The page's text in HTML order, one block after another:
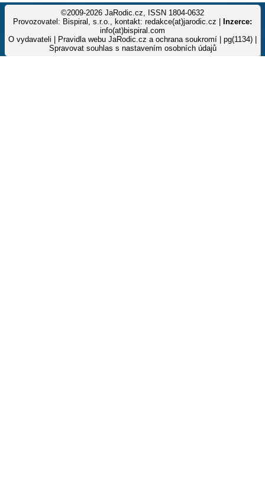
©2009-2026 JaRodic.cz, ISSN 1804-0632
Provozovatel: Bispiral, s.r.o., kontakt: redakce(at)jarodic.cz |
Inzerce:
info(at)bispiral.com
O vydavateli
Pravidla webu JaRodic.cz a ochrana soukromí | pg(1134) |
Spravovat souhlas s nastavením osobních údajů